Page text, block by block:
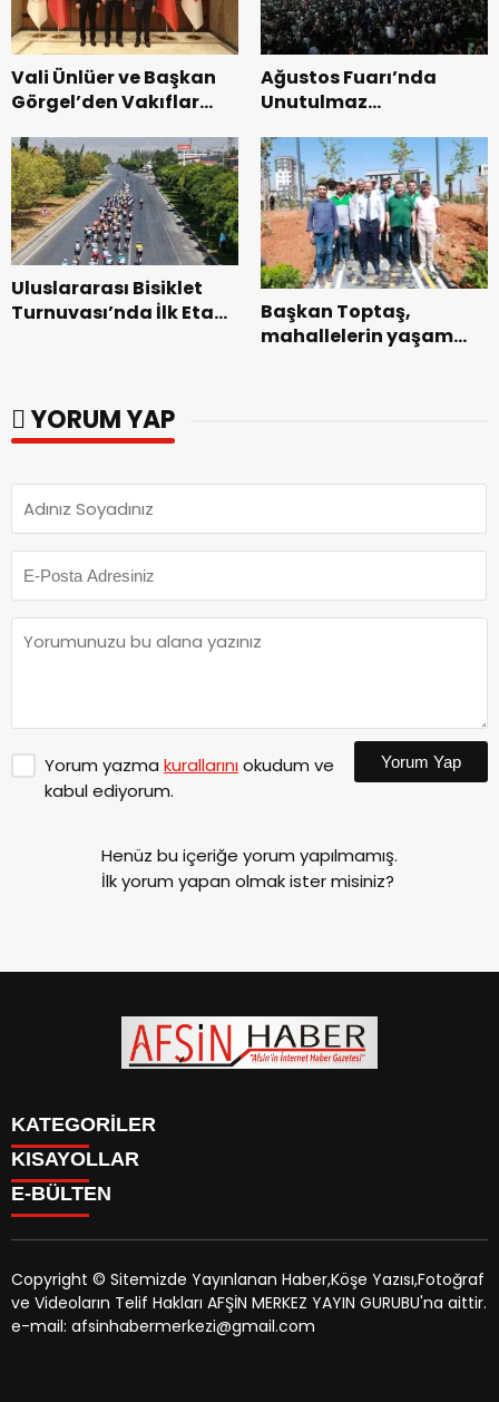
Vali Ünlüer ve Başkan
Görgel’den Vakıflar
ziyaret.
Ağustos Fuarı’nda
Unutulmaz
Uluslararası Bisiklet
Turnuvası’nda İlk Etap
Başkan Toptaş,
mahallelerin yaşam
YORUM YAP
Yorum yazma kurallarınıokudum ve
kabul ediyorum.
Yorum Yap
Henüz bu içeriğe yorum yapılmamış.
İlk yorum yapan olmak ister misiniz?
KATEGORİLER
SİYASET
EĞİTİM
MAGAZİN
MANŞETLER
ÖZEL HABER
KISAYOLLAR
SİYASET
EĞİTİM
KÜLTÜR SANAT
MAGAZİN
MANŞETLER
E-BÜLTEN
afsinhaber.com e-bültenine abone olarak, tarafınıza haber,
duyuru ve kampanya içerikli e-postaların gönderilmesini
Copyright © Sitemizde Yayınlanan Haber,Köşe Yazısı,Fotoğraf
ve Videoların Telif Hakları AFŞİN MERKEZ YAYIN GURUBU'na aittir.
e-mail: afsinhabermerkezi@gmail.com